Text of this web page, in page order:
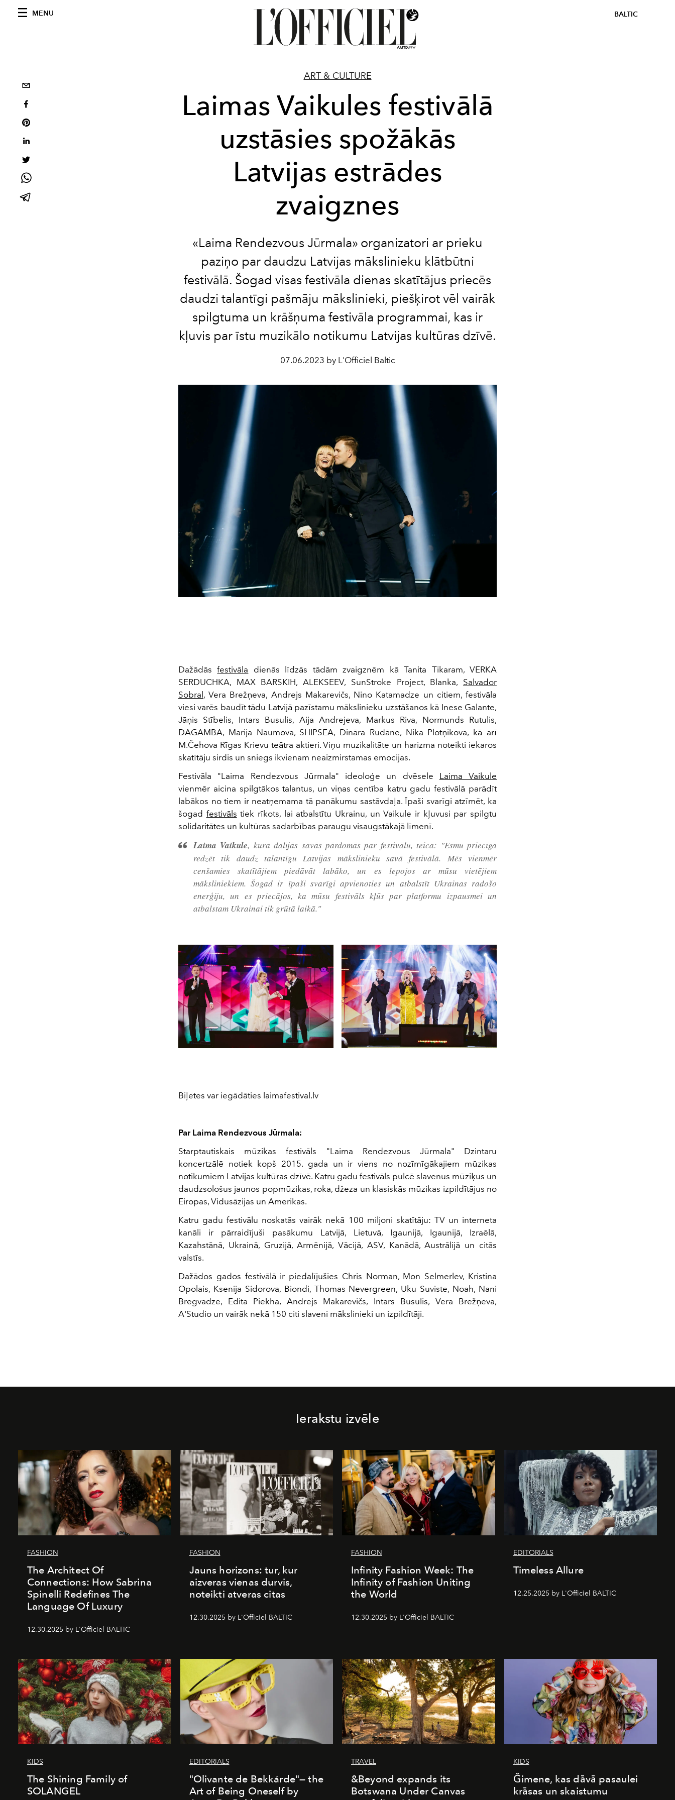
MENU BALTIC
ART & CULTURE
Laimas Vaikules festivālā
uzstāsies spožākās
Latvijas estrādes
zvaigznes
«Laima Rendezvous Jūrmala» organizatori ar prieku
paziņo par daudzu Latvijas mākslinieku klātbūtni
festivālā. Šogad visas festivāla dienas skatītājus priecēs
daudzi talantīgi pašmāju mākslinieki, piešķirot vēl vairāk
spilgtuma un krāšņuma festivāla programmai, kas ir
kļuvis par īstu muzikālo notikumu Latvijas kultūras dzīvē.
07.06.2023 by L'Officiel Baltic
Dažādāsfestivāla dienās līdzās tādām zvaigznēm kā Tanita Tikaram, VERKA
SERDUCHKA, MAX BARSKIH, ALEKSEEV, SunStroke Project, Blanka, Salvador
Sobral, Vera Brežņeva, Andrejs Makarevičs, Nino Katamadze un citiem, festivāla
viesi varēs baudīt tādu Latvijā pazīstamu mākslinieku uzstāšanos kā Inese Galante,
Jāņis Stībelis, Intars Busulis, Aija Andrejeva, Markus Riva, Normunds Rutulis,
DAGAMBA, Marija Naumova, SHIPSEA, Dināra Rudāne, Nika Plotņikova, kā arī
M.Čehova Rīgas Krievu teātra aktieri. Viņu muzikalitāte un harizma noteikti iekaros
skatītāju sirdis un sniegs ikvienam neaizmirstamas emocijas.
Festivāla "Laima Rendezvous Jūrmala" ideoloģe un dvēsele Laima Vaikule
vienmēr aicina spilgtākos talantus, un viņas centība katru gadu festivālā parādīt
labākos no tiem ir neatņemama tā panākumu sastāvdaļa. Īpaši svarīgi atzīmēt, ka
šogad festivāls tiek rīkots, lai atbalstītu Ukrainu, un Vaikule ir kļuvusi par spilgtu
solidaritātes un kultūras sadarbības paraugu visaugstākajā līmenī.
Laima Vaikule, kura dalījās savās pārdomās par festivālu, teica: "Esmu priecīga
redzēt tik daudz talantīgu Latvijas mākslinieku savā festivālā. Mēs vienmēr
cenšamies skatītājiem piedāvāt labāko, un es lepojos ar mūsu vietējiem
māksliniekiem. Šogad ir īpaši svarīgi apvienoties un atbalstīt Ukrainas radošo
enerģiju, un es priecājos, ka mūsu festivāls kļūs par platformu izpausmei un
atbalstam Ukrainai tik grūtā laikā."
Biļetes var iegādāties laimafestival.lv
Par Laima Rendezvous Jūrmala:
Starptautiskais mūzikas festivāls "Laima Rendezvous Jūrmala" Dzintaru
koncertzālē notiek kopš 2015. gada un ir viens no nozīmīgākajiem mūzikas
notikumiem Latvijas kultūras dzīvē. Katru gadu festivāls pulcē slavenus mūziķus un
daudzsološus jaunos popmūzikas, roka, džeza un klasiskās mūzikas izpildītājus no
Eiropas, Vidusāzijas un Amerikas.
Katru gadu festivālu noskatās vairāk nekā 100 miljoni skatītāju: TV un interneta
kanāli ir pārraidījuši pasākumu Latvijā, Lietuvā, Igaunijā, Igaunijā, Izraēlā,
Kazahstānā, Ukrainā, Gruzijā, Armēnijā, Vācijā, ASV, Kanādā, Austrālijā un citās
valstīs.
Dažādos gados festivālā ir piedalījušies Chris Norman, Mon Selmerlev, Kristina
Opolais, Ksenija Sidorova, Biondi, Thomas Nevergreen, Uku Suviste, Noah, Nani
Bregvadze, Edita Piekha, Andrejs Makarevičs, Intars Busulis, Vera Brežņeva,
A'Studio un vairāk nekā 150 citi slaveni mākslinieki un izpildītāji.
Ierakstu izvēle
FASHION
The Architect Of
Connections: How Sabrina
Spinelli Redefines The
Language Of Luxury
12.30.2025 by L'Officiel BALTIC
FASHION
Jauns horizons: tur, kur
aizveras vienas durvis,
noteikti atveras citas
12.30.2025 by L'Officiel BALTIC
FASHION
Infinity Fashion Week: The
Infinity of Fashion Uniting
the World
12.30.2025 by L'Officiel BALTIC
EDITORIALS
Timeless Allure
12.25.2025 by L'Officiel BALTIC
KIDS
The Shining Family of
SOLANGEL
EDITORIALS
"Olivante de Bekkárde"— the
Art of Being Oneself by
TRAVEL
&Beyond expands its
Botswana Under Canvas
KIDS
Ğimene, kas dāvā pasaulei
krāsas un skaistumu